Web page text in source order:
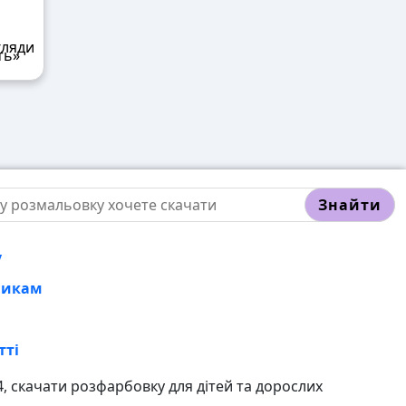
Знайти
розфарбовку для дітей та дорослих